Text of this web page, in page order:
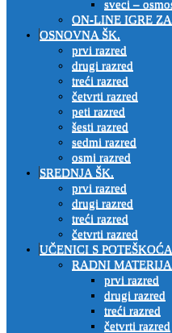
sveci –
ON-LINE IGRE
OSNOVNA ŠK.
prvi razred
drugi razred
treći razred
četvrti razred
peti razred
šesti razred
sedmi razred
osmi razred
SREDNJA ŠK.
prvi razred
drugi razred
treći razred
četvrti razred
UČENICI S
RADNI
prvi razred
drugi razred
treći razred
četvrti razred